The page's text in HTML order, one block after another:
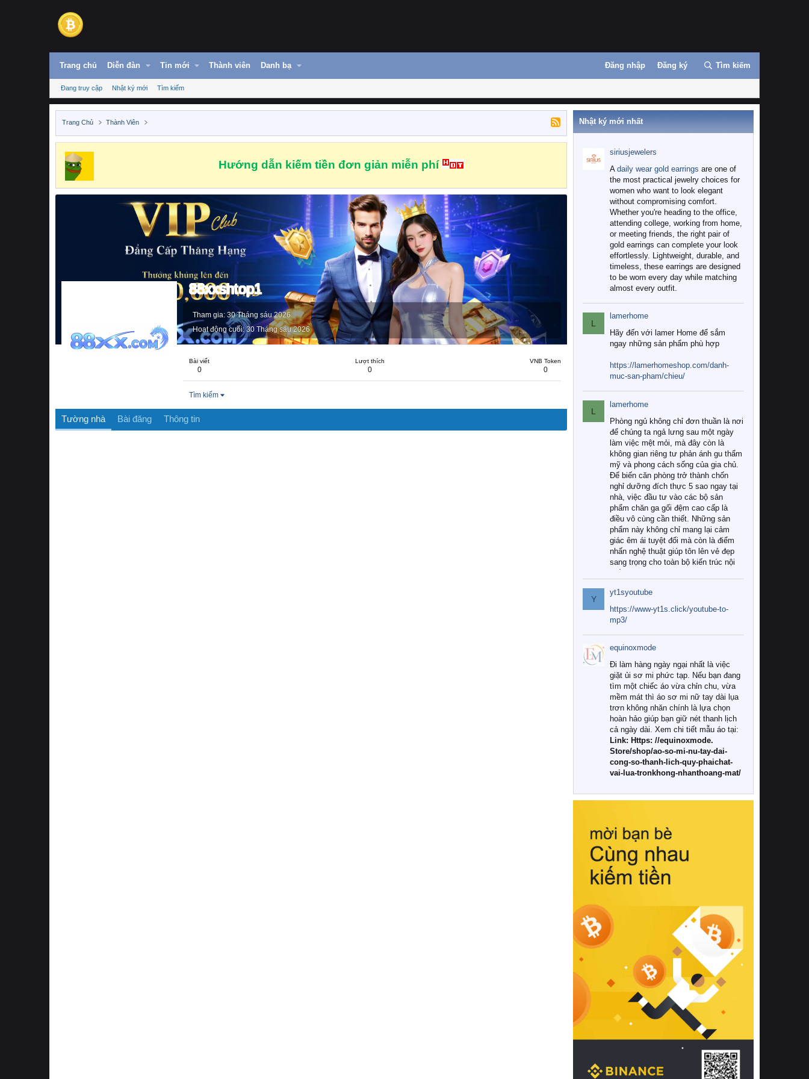
Trang chủ Diễn đàn Tin mới Thành viên Danh bạ Đăng nhập Đăng ký Tìm kiếm
Đang truy cập Nhật ký mới Tìm kiếm
Trang Chủ Thành Viên
Hướng dẫn kiếm tiền đơn giản miễn phí
88xxshtop1
Tham gia 30 Tháng sáu 2026
Hoạt động cuối 30 Tháng sáu 2026
Bài viết
0
Lượt thích
0
VNB Token
0
Tìm kiếm
Tường nhà Bài đăng Thông tin
Nhật ký mới nhất
siriusjewelers
A daily wear gold earrings are one of
the most practical jewelry choices for
women who want to look elegant
without compromising comfort.
Whether you're heading to the office,
attending college, working from home,
or meeting friends, the right pair of
gold earrings can complete your look
effortlessly. Lightweight, durable, and
timeless, these earrings are designed
to be worn every day while matching
almost every outfit.
L
lamerhome
Hãy đến với lamer Home để sắm
ngay những sản phẩm phù hợp
https://lamerhomeshop.com/danh-
muc-san-pham/chieu/
L
lamerhome
Phòng ngủ không chỉ đơn thuần là nơi
để chúng ta ngả lưng sau một ngày
làm việc mệt mỏi, mà đây còn là
không gian riêng tư phản ánh gu thẩm
mỹ và phong cách sống của gia chủ.
Để biến căn phòng trở thành chốn
nghỉ dưỡng đích thực 5 sao ngay tại
nhà, việc đầu tư vào các bộ sản
phẩm chăn ga gối đệm cao cấp là
điều vô cùng cần thiết. Những sản
phẩm này không chỉ mang lại cảm
giác êm ái tuyệt đối mà còn là điểm
nhấn nghệ thuật giúp tôn lên vẻ đẹp
sang trọng cho toàn bộ kiến trúc nội
Tuy nhiên, giữa thị trường đa dạng
với vô vàn thương hiệu và mẫu mã
như hiện nay, làm thế nào để chọn
được những bộ chăn ga gối đệm cao
cấp thực sự chất lượng, phù hợp với
khí hậu và nhu cầu sử dụng của gia
đình? Hãy cùng chúng tôi đi tìm lời
giải đáp chi tiết qua bài viết dưới đây.
1. Tại sao các gia đình hiện đại lại ưa
chuộng chăn ga gối đệm cao cấp?
Khác với các dòng sản phẩm thông
thường, những bộ chăn ga gối đệm
cao cấp trải qua quy trình sản xuất
nghiêm ngặt từ khâu chọn lọc nguyên
liệu tự nhiên đến công nghệ dệt
nhuộm hiện đại không chứa hóa chất
này, bạn sẽ cảm nhận rõ rệt sự khác
hồi chuẩn xác của phần đệm nâng đỡ
cột sống.
Bên cạnh đó, việc lựa chọn các dòng
sản phẩm đạt chuẩn chất lượng quốc
tế còn giúp ngăn ngừa tình trạng kích
khuẩn và nấm mốc trong điều kiện
thời tiết nóng ẩm. Bạn có thể tìm hiểu
thêm các nghiên cứu khoa học về tác
động của giấc ngủ và môi trường
phòng ngủ đối với sức khỏe con
người tại Sleep Foundation (External
Link) để có cái nhìn toàn diện hơn.
2. Các tiêu chí vàng khi lựa chọn
chăn ga gối đệm cao cấp cho phòng
ngủ
Để sở hữu một bộ chăn ga gối đệm
cao cấp hoàn hảo cả về thẩm mỹ lẫn
công năng, người tiêu dùng cần cân
nhắc kỹ lưỡng các tiêu chí quan trọng
Y
yt1syoutube
https://www-yt1s.click/youtube-to-
mp3/
equinoxmode
Đi làm hàng ngày ngại nhất là việc
giặt ủi sơ mi phức tạp. Nếu bạn đang
tìm một chiếc áo vừa chỉn chu, vừa
mềm mát thì áo sơ mi nữ tay dài lụa
trơn không nhăn chính là lựa chọn
hoàn hảo giúp bạn giữ nét thanh lịch
cả ngày dài. Xem chi tiết mẫu áo tại:
Link: Https: //equinoxmode.
Store/shop/ao-so-mi-nu-tay-dai-
cong-so-thanh-lich-quy-phaichat-
vai-lua-tronkhong-nhanthoang-mat/